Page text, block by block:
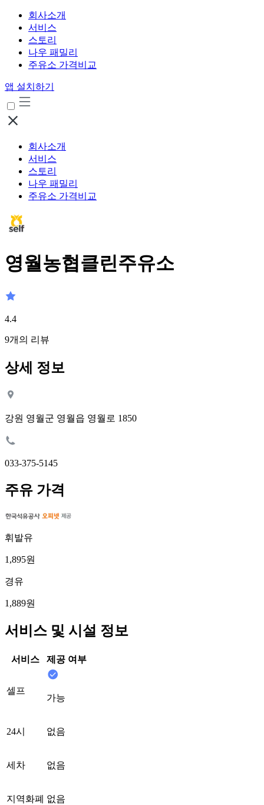
회사소개
서비스
스토리
나우 패밀리
주유소 가격비교
앱 설치하기
회사소개
서비스
스토리
나우 패밀리
주유소 가격비교
영월농협클린주유소
4.4
9개의 리뷰
상세 정보
강원 영월군 영월읍 영월로 1850
033-375-5145
주유 가격
휘발유
1,895원
경유
1,889원
서비스 및 시설 정보
서비스 제공 여부
셀프
가능
24시 없음
세차 없음
지역화폐 없음